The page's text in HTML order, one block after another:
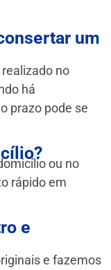
um
no
há
prazo pode se
ou no
rápido em
e
e fazemos